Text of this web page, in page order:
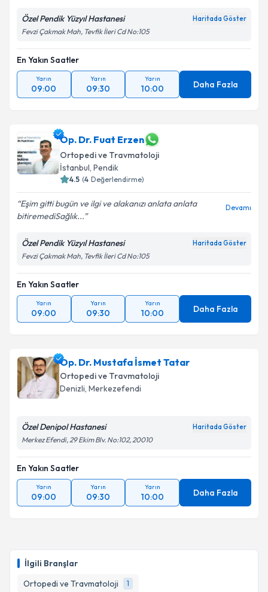
İlgili Branşlar
Ortopedi ve Travmatoloji
1
Özel Pendik Yüzyıl Hastanesi Haritada Göster
Fevzi Çakmak Mah, Tevfik İleri Cd No:105
En Yakın Saatler
Yarın
09:00
Yarın
09:30
Yarın
10:00 Daha Fazla
Op. Dr. Fuat Erzen
Ortopedi ve Travmatoloji
İstanbul, Pendik
4.5 (4 Değerlendirme)
Eşim gitti bugün ve ilgi ve alakanızı anlata anlata
bitiremediSağlık...
Devamı
Özel Pendik Yüzyıl Hastanesi Haritada Göster
Fevzi Çakmak Mah, Tevfik İleri Cd No:105
En Yakın Saatler
Yarın
09:00
Yarın
09:30
Yarın
10:00 Daha Fazla
Op. Dr. Mustafa İsmet Tatar
Ortopedi ve Travmatoloji
Denizli, Merkezefendi
Özel Denipol Hastanesi Haritada Göster
Merkez Efendi, 29 Ekim Blv. No:102, 20010
En Yakın Saatler
Yarın
09:00
Yarın
09:30
Yarın
10:00 Daha Fazla